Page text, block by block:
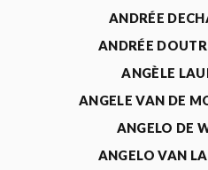
ANDRÉE
ANDRÉE
ANGÈLE
ANGELE VAN DE
ANGELO DE
ANGELO VAN